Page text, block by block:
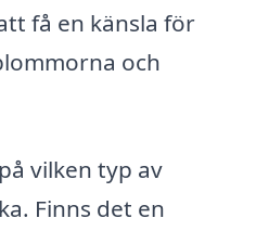
få en känsla för
och
vilken typ av
Finns det en